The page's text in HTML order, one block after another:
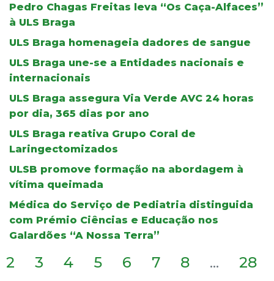
Pedro Chagas Freitas leva “Os Caça-Alfaces”
à ULS Braga
ULS Braga homenageia dadores de sangue
ULS Braga une-se a Entidades nacionais e
internacionais
ULS Braga assegura Via Verde AVC 24 horas
por dia, 365 dias por ano
ULS Braga reativa Grupo Coral de
Laringectomizados
ULSB promove formação na abordagem à
vítima queimada
Médica do Serviço de Pediatria distinguida
com Prémio Ciências e Educação nos
Galardões “A Nossa Terra”
2 3 4 5 6 7 8 ... 28